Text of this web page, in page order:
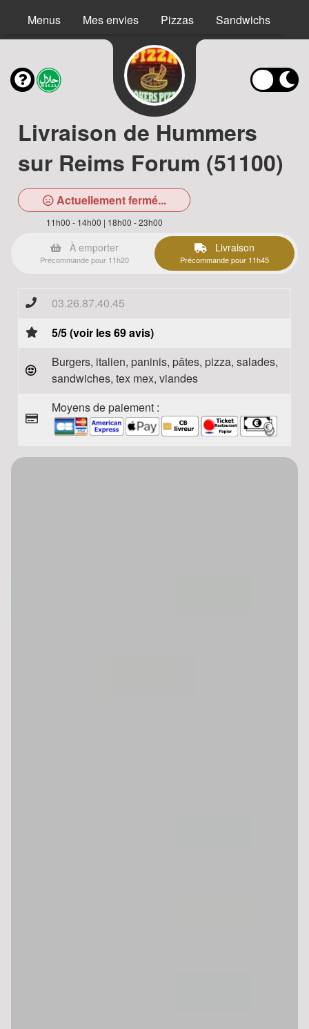
Menus Mes envies Pizzas Sandwichs
Livraison de Hummers
sur Reims Forum (51100)
Actuellement fermé...
11h00 - 14h00 | 18h00 - 23h00
À emporter
Précommande pour 11h20
Livraison
Précommande pour 11h45
03.26.87.40.45
5/5 (voir les 69 avis)
Burgers, italien, paninis, pâtes, pizza, salades,
sandwiches, tex mex, viandes
Moyens de paiement :